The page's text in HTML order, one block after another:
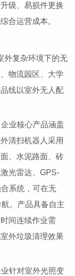
级、易损件更换
合运营成本。
复杂环境下的无
物流园区、大学
线以室外无人配
业核心产品涵盖
清扫机器人采用
、水泥路面、砖
光雷达、GPS-
系统，可在无
。产品具备自主
间连续作业需
外垃圾清理效果
针对室外光照变